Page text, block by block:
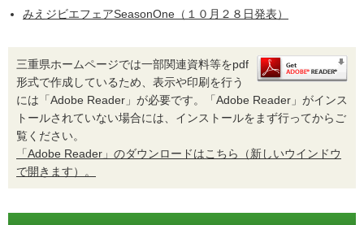
みえジビエフェアSeasonOne（１０月２８日発表）
三重県ホームページでは一部関連資料等をpdf
形式で作成しているため、表示や印刷を行う
には「Adobe Reader」が必要です。「Adobe Reader」がインス
トールされていない場合には、インストールをまず行ってからご
覧ください。
「Adobe Reader」のダウンロードはこちら（新しいウインドウ
で開きます）。